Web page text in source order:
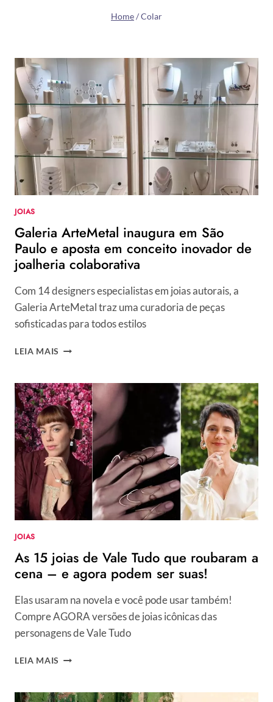
Home/Colar
JOIAS
Galeria ArteMetal inaugura em São
Paulo e aposta em conceito inovador de
joalheria colaborativa
Com 14 designers especialistas em joias autorais, a
Galeria ArteMetal traz uma curadoria de peças
sofisticadas para todos estilos
LEIA MAIS GALERIA
EM
SÃO
PAULO
E
APOSTA
EM
CONCEITO
INOVADOR
DE
JOALHERIA
COLABORATIVA
JOIAS
As 15 joias de Vale Tudo que roubaram a
cena – e agora podem ser suas!
Elas usaram na novela e você pode usar também!
Compre AGORA versões de joias icônicas das
personagens de Vale Tudo
LEIA MAIS AS
DE